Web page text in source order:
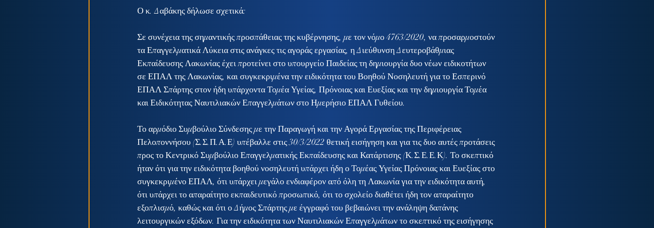
Ο κ. Δαβάκης δήλωσε σχετικά:
Σε συνέχεια της σημαντικής προσπάθειας της κυβέρνησης, με τον νόμο 4763/2020, να προσαρμοστούν
τα Επαγγελματικά Λύκεια στις ανάγκες τις αγοράς εργασίας, η Διεύθυνση Δευτεροβάθμιας
Εκπαίδευσης Λακωνίας έχει προτείνει στο υπουργείο Παιδείας τη δημιουργία δυο νέων ειδικοτήτων
σε ΕΠΑΛ της Λακωνίας, και συγκεκριμένα την ειδικότητα του Βοηθού Νοσηλευτή για το Εσπερινό
ΕΠΑΛ Σπάρτης στον ήδη υπάρχοντα Τομέα Υγείας, Πρόνοιας και Ευεξίας και την δημιουργία Τομέα
και Ειδικότητας Ναυτιλιακών Επαγγελμάτων στο Ημερήσιο ΕΠΑΛ Γυθείου.
Το αρμόδιο Συμβούλιο Σύνδεσης με την Παραγωγή και την Αγορά Εργασίας της Περιφέρειας
Πελοποννήσου (Σ.Σ.Π.Α.Ε) υπέβαλλε στις 30/3/2022 θετική εισήγηση και για τις δυο αυτές προτάσεις
προς το Κεντρικό Συμβούλιο Επαγγελματικής Εκπαίδευσης και Κατάρτισης (Κ.Σ.Ε.Ε.Κ). Το σκεπτικό
ήταν ότι για την ειδικότητα βοηθού νοσηλευτή υπάρχει ήδη ο Τομέας Υγείας Πρόνοιας και Ευεξίας στο
συγκεκριμένο ΕΠΑΛ, ότι υπάρχει μεγάλο ενδιαφέρον από όλη τη Λακωνία για την ειδικότητα αυτή,
ότι υπάρχει το απαραίτητο εκπαιδευτικό προσωπικό, ότι το σχολείο διαθέτει ήδη τον απαραίτητο
εξοπλισμό, καθώς και ότι ο Δήμος Σπάρτης με έγγραφό του βεβαιώνει την ανάληψη δαπάνης
λειτουργικών εξόδων. Για την ειδικότητα των Ναυτιλιακών Επαγγελμάτων το σκεπτικό της εισήγησης